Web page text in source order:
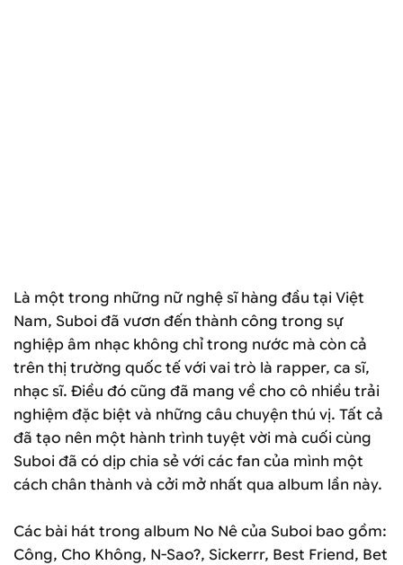
Là một trong những nữ nghệ sĩ hàng đầu tại Việt
Nam, Suboi đã vươn đến thành công trong sự
nghiệp âm nhạc không chỉ trong nước mà còn cả
trên thị trường quốc tế với vai trò là rapper, ca sĩ,
nhạc sĩ. Điều đó cũng đã mang về cho cô nhiều trải
nghiệm đặc biệt và những câu chuyện thú vị. Tất cả
đã tạo nên một hành trình tuyệt vời mà cuối cùng
Suboi đã có dịp chia sẻ với các fan của mình một
cách chân thành và cởi mở nhất qua album lần này.
Các bài hát trong album No Nê của Suboi bao gồm:
Công, Cho Không, N-Sao?, Sickerrr, Best Friend, Bet